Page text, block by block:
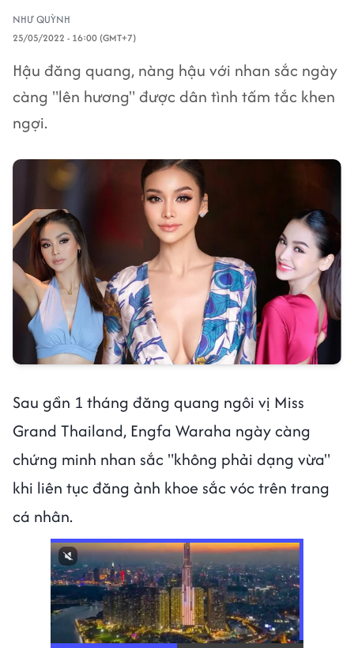
NHƯ QUỲNH
25/05/2022 - 16:00 (GMT+7)
Hậu đăng quang, nàng hậu với nhan sắc ngày
càng "lên hương" được dân tình tấm tắc khen
ngợi.
Sau gần 1 tháng đăng quang ngôi vị Miss
Grand Thailand, Engfa Waraha ngày càng
chứng minh nhan sắc "không phải dạng vừa"
khi liên tục đăng ảnh khoe sắc vóc trên trang
cá nhân.